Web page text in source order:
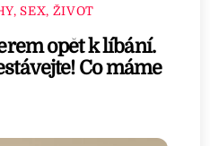
SEX, ŽIVOT
opět k líbání.
Co máme